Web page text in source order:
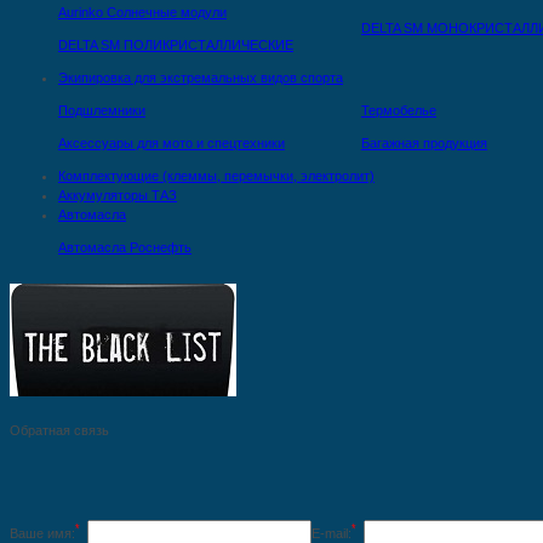
Aurinko Солнечные модули
DELTA SM ПОЛИКРИСТАЛЛИЧЕСКИЕ
DELTA SM
Экипировка для экстремальных видов спорта
Подшлемники
Аксессуары для мото и спецтехники
Термобелье
Багажная продукция
Комплектующие (клеммы, перемычки, электролит)
Аккумуляторы ТАЗ
Автомасла
Автомасла Роснефть
Обратная связь
Ваше имя:* E-mail:*